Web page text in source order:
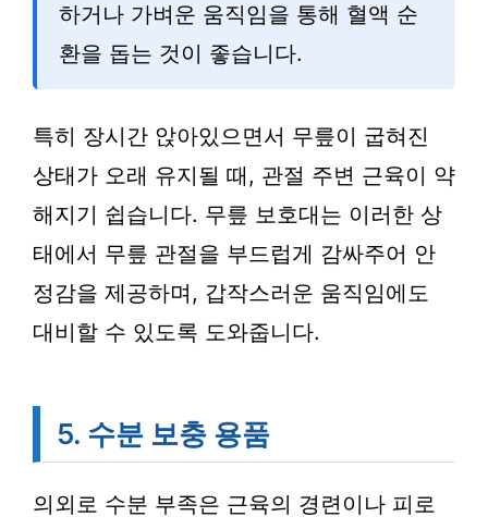
하거나 가벼운 움직임을 통해 혈액 순
환을 돕는 것이 좋습니다.
특히 장시간 앉아있으면서 무릎이 굽혀진
상태가 오래 유지될 때, 관절 주변 근육이 약
해지기 쉽습니다. 무릎 보호대는 이러한 상
태에서 무릎 관절을 부드럽게 감싸주어 안
정감을 제공하며, 갑작스러운 움직임에도
대비할 수 있도록 도와줍니다.
5. 수분 보충 용품
의외로 수분 부족은 근육의 경련이나 피로